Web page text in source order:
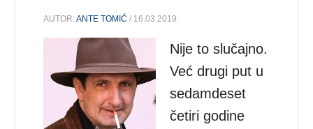
AUTOR:ANTE TOMIĆ / 16.03.2019.
Nije to slučajno.
Već drugi put u
sedamdeset
četiri godine